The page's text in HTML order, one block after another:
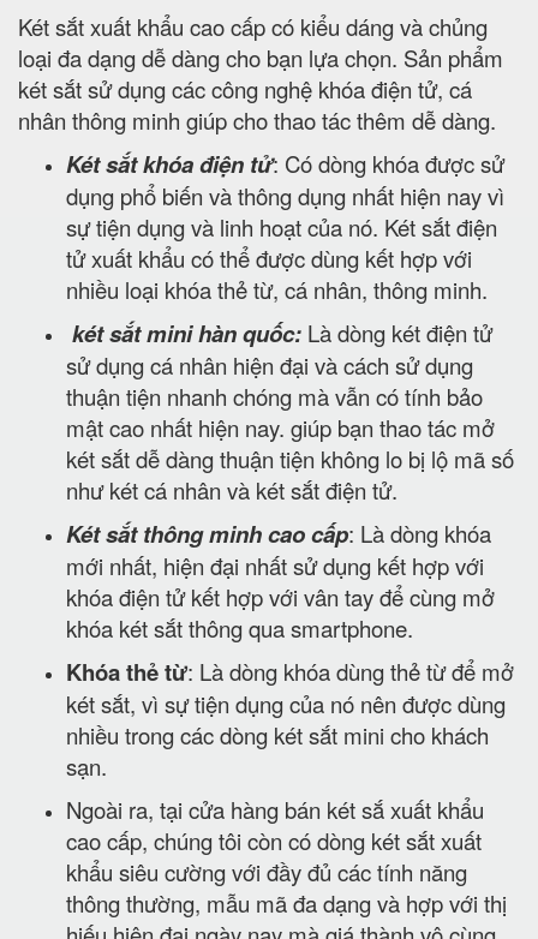
Két sắt xuất khẩu cao cấp có kiểu dáng và chủng
loại đa dạng dễ dàng cho bạn lựa chọn. Sản phẩm
két sắt sử dụng các công nghệ khóa điện tử, cá
nhân thông minh giúp cho thao tác thêm dễ dàng.
Két sắt khóa điện tử: Có dòng khóa được sử
dụng phổ biến và thông dụng nhất hiện nay vì
sự tiện dụng và linh hoạt của nó. Két sắt điện
tử xuất khẩu có thể được dùng kết hợp với
nhiều loại khóa thẻ từ, cá nhân, thông minh.
két sắt mini hàn quốc: Là dòng két điện tử
sử dụng cá nhân hiện đại và cách sử dụng
thuận tiện nhanh chóng mà vẫn có tính bảo
mật cao nhất hiện nay. giúp bạn thao tác mở
két sắt dễ dàng thuận tiện không lo bị lộ mã số
như két cá nhân và két sắt điện tử.
Két sắt thông minh cao cấp: Là dòng khóa
mới nhất, hiện đại nhất sử dụng kết hợp với
khóa điện tử kết hợp với vân tay để cùng mở
khóa két sắt thông qua smartphone.
Khóa thẻ từ: Là dòng khóa dùng thẻ từ để mở
két sắt, vì sự tiện dụng của nó nên được dùng
nhiều trong các dòng két sắt mini cho khách
sạn.
Ngoài ra, tại cửa hàng bán két sắ xuất khẩu
cao cấp, chúng tôi còn có dòng két sắt xuất
khẩu siêu cường với đầy đủ các tính năng
thông thường, mẫu mã đa dạng và hợp với thị